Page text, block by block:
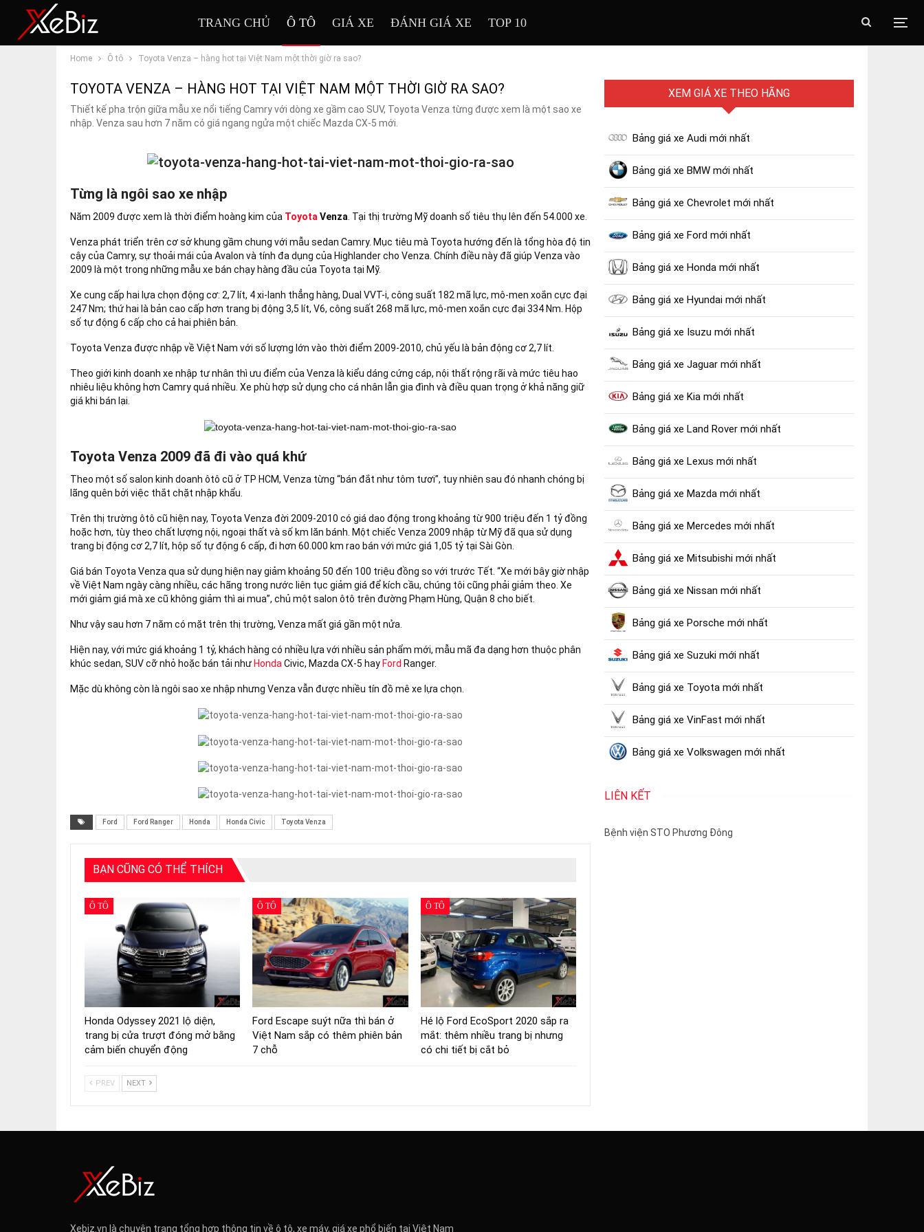
TRANG CHỦ Ô TÔ GIÁ XE ĐÁNH GIÁ XE TOP 10
Home Ô tô Toyota Venza – hàng hot tại Việt Nam một thời giờ ra sao?
TOYOTA VENZA – HÀNG HOT TẠI VIỆT NAM MỘT THỜI GIỜ RA SAO?
Thiết kế pha trộn giữa mẫu xe nổi tiếng Camry với dòng xe gầm cao SUV, Toyota Venza từng được xem là một sao xe
nhập. Venza sau hơn 7 năm có giá ngang ngửa một chiếc Mazda CX-5 mới.
Từng là ngôi sao xe nhập
Năm 2009 được xem là thời điểm hoàng kim của Toyota Venza . Tại thị trường Mỹ doanh số tiêu thụ lên đến 54.000 xe.
Venza phát triển trên cơ sở khung gầm chung với mẫu sedan Camry. Mục tiêu mà Toyota hướng đến là tổng hòa độ tin
cậy của Camry, sự thoải mái của Avalon và tính đa dụng của Highlander cho Venza. Chính điều này đã giúp Venza vào
2009 là một trong những mẫu xe bán chạy hàng đầu của Toyota tại Mỹ.
Xe cung cấp hai lựa chọn động cơ: 2,7 lít, 4 xi-lanh thẳng hàng, Dual VVT-i, công suất 182 mã lực, mô-men xoắn cực đại
247 Nm; thứ hai là bản cao cấp hơn trang bị động 3,5 lít, V6, công suất 268 mã lực, mô-men xoắn cực đại 334 Nm. Hộp
số tự động 6 cấp cho cả hai phiên bản.
Toyota Venza được nhập về Việt Nam với số lượng lớn vào thời điểm 2009-2010, chủ yếu là bản động cơ 2,7 lít.
Theo giới kinh doanh xe nhập tư nhân thì ưu điểm của Venza là kiểu dáng cứng cáp, nội thất rộng rãi và mức tiêu hao
nhiêu liệu không hơn Camry quá nhiều. Xe phù hợp sử dụng cho cá nhân lẫn gia đình và điều quan trọng ở khả năng giữ
giá khi bán lại.
Toyota Venza 2009 đã đi vào quá khứ
Theo một số salon kinh doanh ôtô cũ ở TP HCM, Venza từng “bán đắt như tôm tươi”, tuy nhiên sau đó nhanh chóng bị
lãng quên bởi việc thắt chặt nhập khẩu.
Trên thị trường ôtô cũ hiện nay, Toyota Venza đời 2009-2010 có giá dao động trong khoảng từ 900 triệu đến 1 tỷ đồng
hoặc hơn, tùy theo chất lượng nội, ngoại thất và số km lăn bánh. Một chiếc Venza 2009 nhập từ Mỹ đã qua sử dụng
trang bị động cơ 2,7 lít, hộp số tự động 6 cấp, đi hơn 60.000 km rao bán với mức giá 1,05 tỷ tại Sài Gòn.
Giá bán Toyota Venza qua sử dụng hiện nay giảm khoảng 50 đến 100 triệu đồng so với trước Tết. “Xe mới bây giờ nhập
về Việt Nam ngày càng nhiều, các hãng trong nước liên tục giảm giá để kích cầu, chúng tôi cũng phải giảm theo. Xe
mới giảm giá mà xe cũ không giảm thì ai mua”, chủ một salon ôtô trên đường Phạm Hùng, Quận 8 cho biết.
Như vậy sau hơn 7 năm có mặt trên thị trường, Venza mất giá gần một nửa.
Hiện nay, với mức giá khoảng 1 tỷ, khách hàng có nhiều lựa với nhiều sản phẩm mới, mẫu mã đa dạng hơn thuộc phân
khúc sedan, SUV cỡ nhỏ hoặc bán tải như Honda Civic, Mazda CX-5 hay Ford Ranger.
Mặc dù không còn là ngôi sao xe nhập nhưng Venza vẫn được nhiều tín đồ mê xe lựa chọn.
Ford Ford Ranger Honda Honda Civic Toyota Venza
BẠN CŨNG CÓ THỂ THÍCH
Ô TÔ
Honda Odyssey 2021 lộ diện,
trang bị cửa trượt đóng mở bằng
cảm biến chuyển động
Ô TÔ
Ford Escape suýt nữa thì bán ở
Việt Nam sắp có thêm phiên bản
7 chỗ
Ô TÔ
Hé lộ Ford EcoSport 2020 sắp ra
mắt: thêm nhiều trang bị nhưng
có chi tiết bị cắt bỏ
PREV NEXT
XEM GIÁ XE THEO HÃNG
Bảng giá xe Audi mới nhất
Bảng giá xe BMW mới nhất
Bảng giá xe Chevrolet mới nhất
Bảng giá xe Ford mới nhất
Bảng giá xe Honda mới nhất
Bảng giá xe Hyundai mới nhất
Bảng giá xe Isuzu mới nhất
Bảng giá xe Jaguar mới nhất
Bảng giá xe Kia mới nhất
Bảng giá xe Land Rover mới nhất
Bảng giá xe Lexus mới nhất
Bảng giá xe Mazda mới nhất
Bảng giá xe Mercedes mới nhất
Bảng giá xe Mitsubishi mới nhất
Bảng giá xe Nissan mới nhất
Bảng giá xe Porsche mới nhất
Bảng giá xe Suzuki mới nhất
Bảng giá xe Toyota mới nhất
Bảng giá xe VinFast mới nhất
Bảng giá xe Volkswagen mới nhất
LIÊN KẾT
Bệnh viện STO Phương Đông
Xebiz.vn là chuyên trang tổng hợp thông tin về ô tô, xe máy, giá xe phổ biến tại Việt Nam